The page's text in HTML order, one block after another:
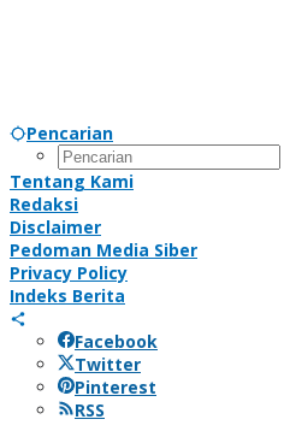
Pencarian
Tentang Kami
Redaksi
Disclaimer
Pedoman Media Siber
Privacy Policy
Indeks Berita
Facebook
Twitter
Pinterest
RSS